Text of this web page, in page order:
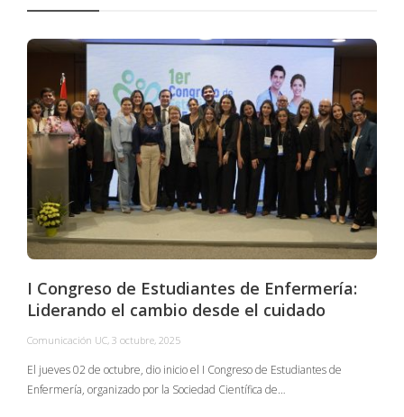
I Congreso de Estudiantes de Enfermería:
Liderando el cambio desde el cuidado
Comunicación UC, 3 octubre, 2025
El jueves 02 de octubre, dio inicio el I Congreso de Estudiantes de
Enfermería, organizado por la Sociedad Científica de…